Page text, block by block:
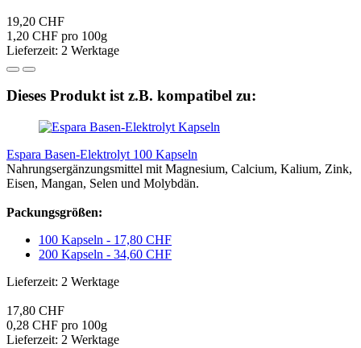
19,20 CHF
1,20 CHF pro 100g
Lieferzeit: 2 Werktage
Dieses Produkt ist z.B. kompatibel zu:
Espara Basen-Elektrolyt 100 Kapseln
Nahrungsergänzungsmittel mit Magnesium, Calcium, Kalium, Zink,
Eisen, Mangan, Selen und Molybdän.
Packungsgrößen:
100 Kapseln - 17,80 CHF
200 Kapseln - 34,60 CHF
Lieferzeit: 2 Werktage
17,80 CHF
0,28 CHF pro 100g
Lieferzeit: 2 Werktage